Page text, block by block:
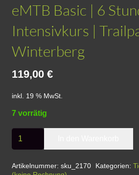
eMTB Basic | 6
Intensivkurs |
Winterberg
119,00 €
inkl. 19 % MwSt.
7 vorrätig
eMTB
Basic
Artikelnummer: sku_2170 Kategorien: